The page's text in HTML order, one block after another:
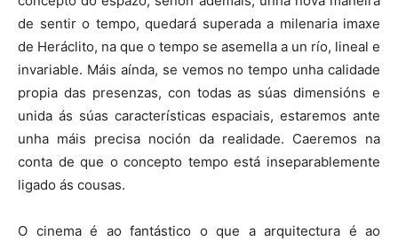
de sentir o tempo, quedará superada a milenaria imaxe
de Heráclito, na que o tempo se asemella a un río, lineal e
invariable. Máis aínda, se vemos no tempo unha calidade
propia das presenzas, con todas as súas dimensións e
unida ás súas características espaciais, estaremos ante
unha máis precisa noción da realidade. Caeremos na
conta de que o concepto tempo está inseparablemente
ligado ás cousas.
O cinema é ao fantástico o que a arquitectura é ao